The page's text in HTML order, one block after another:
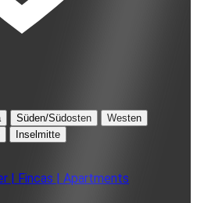
Süden/Südosten
Westen
Inselmitte
| Fincas | Apartments